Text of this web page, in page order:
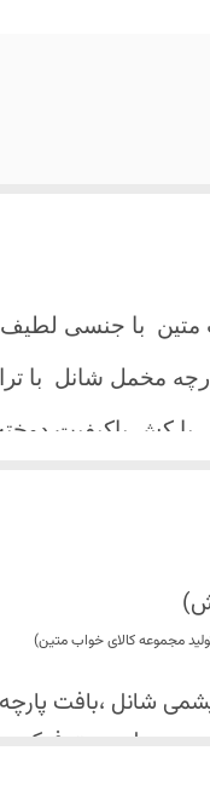
متین با جنسی
مخمل شانل با
با کش باکیفیت
خشک شویی شود
خانگی بلامانع
دار(دانه آبی)
مجموعه کالای خواب متین)
شانل ،بافت پارچه
محصول جهت فیکس